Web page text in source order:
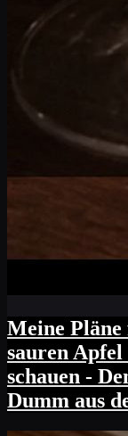
Meine Pläne
sauren Apfel
schauen -
Dumm aus